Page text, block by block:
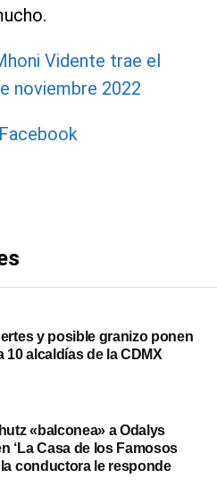
Vidente trae el
noviembre 2022
Facebook
y posible granizo ponen
10 alcaldías de la CDMX
«balconea» a Odalys
‘La Casa de los Famosos
la conductora le responde